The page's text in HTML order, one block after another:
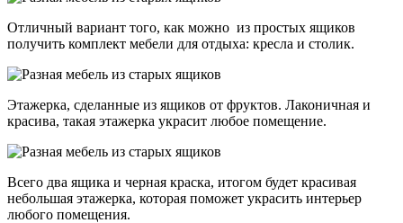
Отличный вариант того, как можно из простых ящиков
получить комплект мебели для отдыха: кресла и столик.
Этажерка, сделанные из ящиков от фруктов. Лаконичная и
красива, такая этажерка украсит любое помещение.
Всего два ящика и черная краска, итогом будет красивая
небольшая этажерка, которая поможет украсить интерьер
любого помещения.